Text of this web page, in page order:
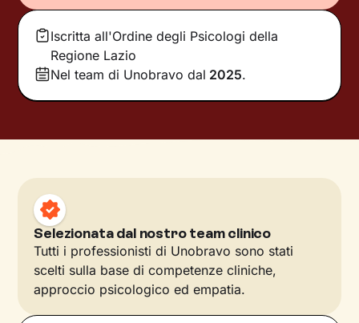
Iscritta all'Ordine degli Psicologi della
Regione Lazio
Nel team di Unobravo dal 2025.
Selezionata dal nostro team clinico
Tutti i professionisti di Unobravo sono stati
scelti sulla base di competenze cliniche,
approccio psicologico ed empatia.